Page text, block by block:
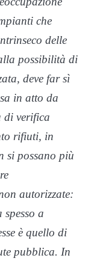
che
delle
possibilità di
deve far sì
in atto da
di verifica
rifiuti, in
si possano più
autorizzate:
a
è quello di
pubblica. In